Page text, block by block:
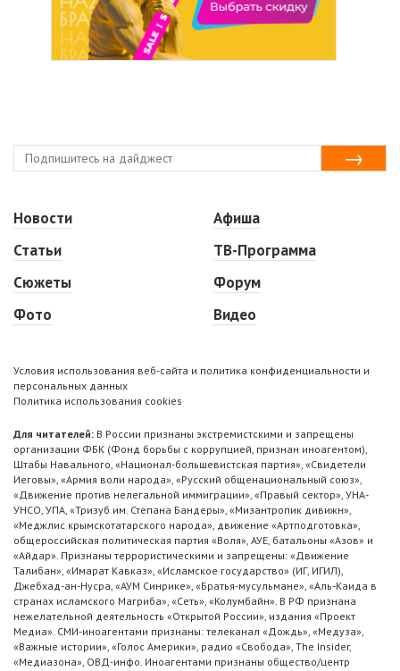
Новости
Статьи
Сюжеты
Фото
Афиша
ТВ-Программа
Форум
Видео
Условия использования веб-сайта и политика конфиденциальности и
персональных данных
Политика использования cookies
Для читателей: В России признаны экстремистскими и запрещены
организации ФБК (Фонд борьбы с коррупцией, признан иноагентом),
Штабы Навального, «Национал-большевистская партия», «Свидетели
Иеговы», «Армия воли народа», «Русский общенациональный союз»,
«Движение против нелегальной иммиграции», «Правый сектор», УНА-
УНСО, УПА, «Тризуб им. Степана Бандеры», «Мизантропик дивижн»,
«Меджлис крымскотатарского народа», движение «Артподготовка»,
общероссийская политическая партия «Воля», АУЕ, батальоны «Азов» и
«Айдар». Признаны террористическими и запрещены: «Движение
Талибан», «Имарат Кавказ», «Исламское государство» (ИГ, ИГИЛ),
Джебхад-ан-Нусра, «АУМ Синрике», «Братья-мусульмане», «Аль-Каида в
странах исламского Магриба», «Сеть», «Колумбайн». В РФ признана
нежелательной деятельность «Открытой России», издания «Проект
Медиа». СМИ-иноагентами признаны: телеканал «Дождь», «Медуза»,
«Важные истории», «Голос Америки», радио «Свобода», The Insider,
«Медиазона», ОВД-инфо. Иноагентами признаны общество/центр